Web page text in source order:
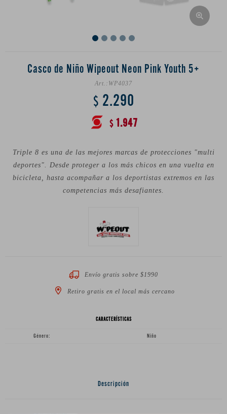
Casco de Niño Wipeout Neon Pink Youth 5+
WP4037
$ 2.290
$ 1.947
Triple 8 es una de las mejores marcas de protecciones "multi
deportes". Desde proteger a los más chicos en una vuelta en
bicicleta, hasta acompañar a los deportistas extremos en las
competencias más desafiantes.
Envío gratis sobre $1990
Retiro gratis en el local más cercano
CARACTERÍSTICAS
Género Niño
Descripción